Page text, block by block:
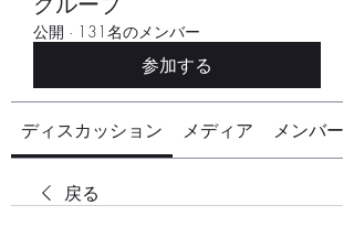
グループ
公開 · 131名のメンバー
参加する
ディスカッション メディア メンバー
戻る